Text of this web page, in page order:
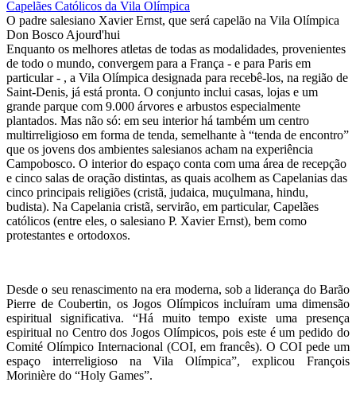
O padre salesiano Xavier Ernst, que será capelão na Vila Olímpica
Don Bosco Ajourd'hui
Enquanto os melhores atletas de todas as modalidades, provenientes
de todo o mundo, convergem para a França - e para Paris em
particular - , a Vila Olímpica designada para recebê-los, na região de
Saint-Denis, já está pronta. O conjunto inclui casas, lojas e um
grande parque com 9.000 árvores e arbustos especialmente
plantados. Mas não só: em seu interior há também um centro
multirreligioso em forma de tenda, semelhante à “tenda de encontro”
que os jovens dos ambientes salesianos acham na experiência
Campobosco. O interior do espaço conta com uma área de recepção
e cinco salas de oração distintas, as quais acolhem as Capelanias das
cinco principais religiões (cristã, judaica, muçulmana, hindu,
budista). Na Capelania cristã, servirão, em particular, Capelães
católicos (entre eles, o salesiano P. Xavier Ernst), bem como
protestantes e ortodoxos.
Desde o seu renascimento na era moderna, sob a liderança do Barão
Pierre de Coubertin, os Jogos Olímpicos incluíram uma dimensão
espiritual significativa. “Há muito tempo existe uma presença
espiritual no Centro dos Jogos Olímpicos, pois este é um pedido do
Comité Olímpico Internacional (COI, em francês). O COI pede um
espaço interreligioso na Vila Olímpica”, explicou François
Morinière do “Holy Games”.